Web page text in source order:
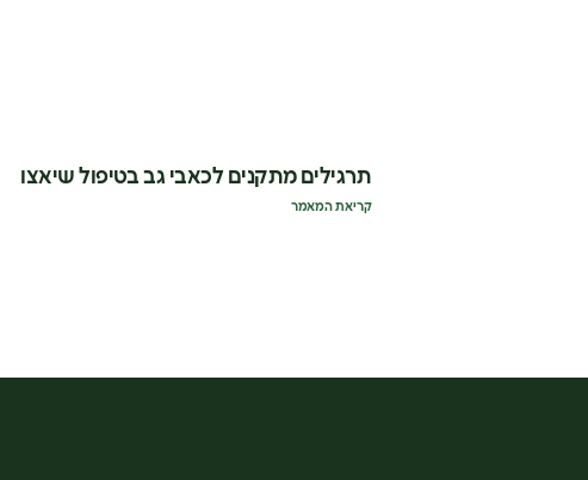
תרגילים מתקנים לכאבי גב בטיפול שיאצו
קריאת המאמר